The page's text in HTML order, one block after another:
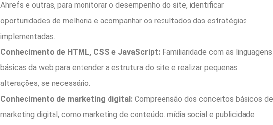
Ahrefs e outras, para monitorar o desempenho do site, identificar
oportunidades de melhoria e acompanhar os resultados das estratégias
implementadas.
Conhecimento de HTML, CSS e JavaScript:Familiaridade com as linguagens
básicas da web para entender a estrutura do site e realizar pequenas
alterações, se necessário.
Conhecimento de marketing digital:Compreensão dos conceitos básicos de
marketing digital, como marketing de conteúdo, mídia social e publicidade